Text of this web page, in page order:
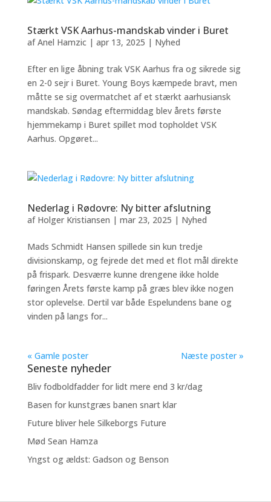
Stærkt VSK Aarhus-mandskab vinder i Buret
afAnel Hamzic| apr 13, 2025 | Nyhed
Efter en lige åbning trak VSK Aarhus fra og sikrede sig
en 2-0 sejr i Buret. Young Boys kæmpede bravt, men
måtte se sig overmatchet af et stærkt aarhusiansk
mandskab. Søndag eftermiddag blev årets første
hjemmekamp i Buret spillet mod topholdet VSK
Aarhus. Opgøret...
Nederlag i Rødovre: Ny bitter afslutning
af Holger Kristiansen | mar 23, 2025 | Nyhed
Mads Schmidt Hansen spillede sin kun tredje
divisionskamp, og fejrede det med et flot mål direkte
på frispark. Desværre kunne drengene ikke holde
føringen Årets første kamp på græs blev ikke nogen
stor oplevelse. Dertil var både Espelundens bane og
vinden på langs for...
« Gamle poster Næste poster »
Seneste nyheder
Bliv fodboldfadder for lidt mere end 3 kr/dag
Basen for kunstgræs banen snart klar
Future bliver hele Silkeborgs Future
Mød Sean Hamza
Yngst og ældst: Gadson og Benson